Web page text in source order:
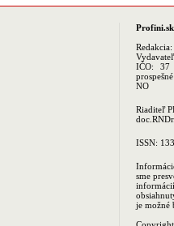
Profini.sk
Redakcia:
IČO: 37
NO
Riaditeľ
ISSN:
sme
je možné